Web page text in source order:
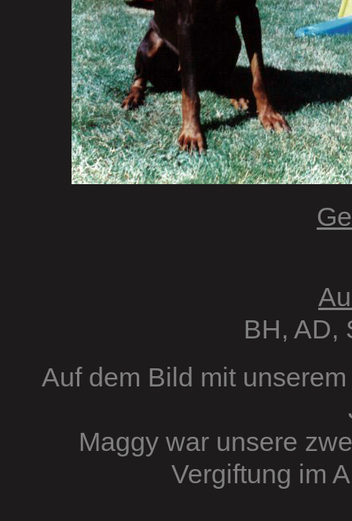
BH, AD,
Auf dem Bild mit
Maggy war unsere
Vergiftung im